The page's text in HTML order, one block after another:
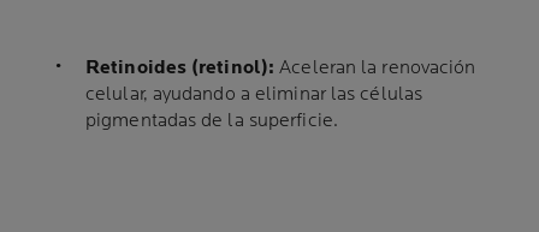
Retinoides (retinol): Aceleran la renovación
celular, ayudando a eliminar las células
pigmentadas de la superficie.